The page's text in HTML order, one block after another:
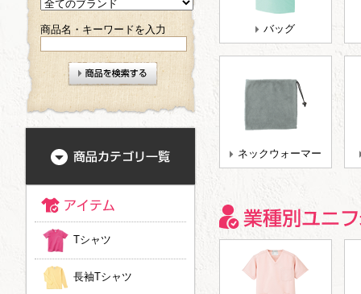
バッグ
ネックウォーマー
商品名・キーワードを入力
Tシャツ
長袖Tシャツ